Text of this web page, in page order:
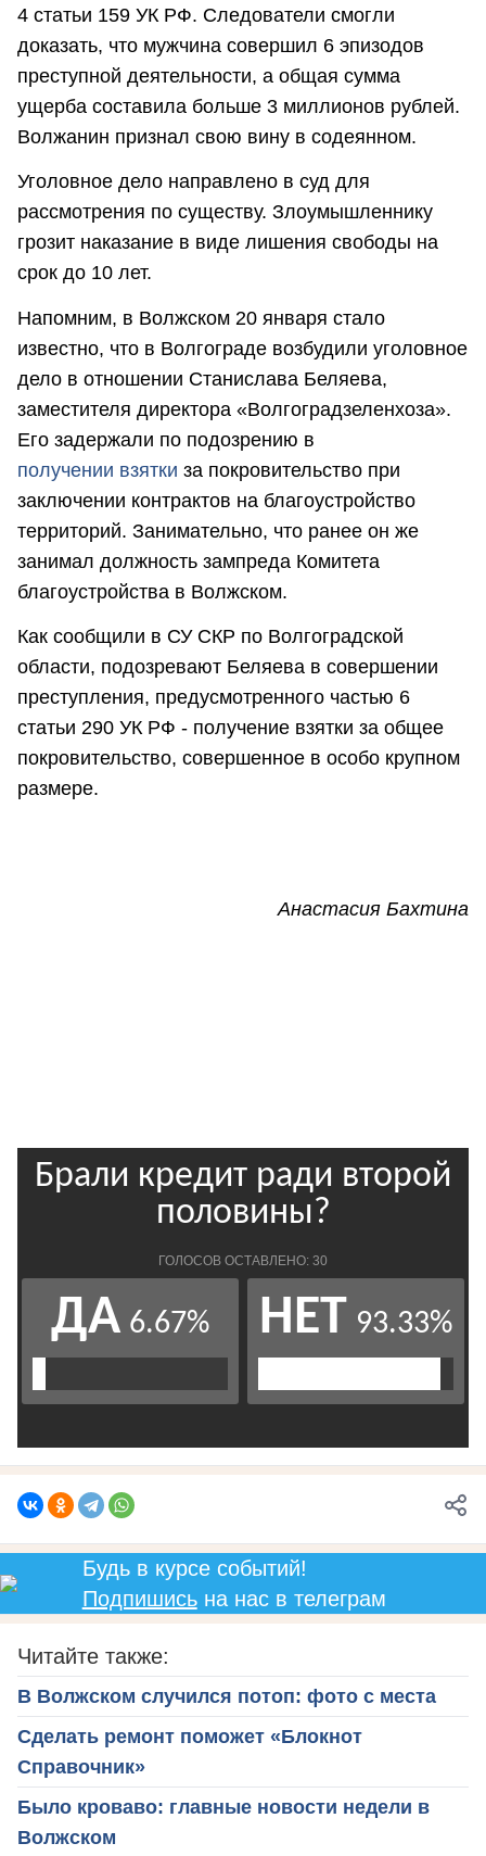
4 статьи 159 УК РФ. Следователи смогли
доказать, что мужчина совершил 6 эпизодов
преступной деятельности, а общая сумма
ущерба составила больше 3 миллионов рублей.
Волжанин признал свою вину в содеянном.
Уголовное дело направлено в суд для
рассмотрения по существу. Злоумышленнику
грозит наказание в виде лишения свободы на
срок до 10 лет.
Напомним, в Волжском 20 января стало
известно, что в Волгограде возбудили уголовное
дело в отношении Станислава Беляева,
заместителя директора «Волгоградзеленхоза».
Его задержали по подозрению в
получении взятки за покровительство при
заключении контрактов на благоустройство
территорий. Занимательно, что ранее он же
занимал должность зампреда Комитета
благоустройства в Волжском.
Как сообщили в СУ СКР по Волгоградской
области, подозревают Беляева в совершении
преступления, предусмотренного частью 6
статьи 290 УК РФ - получение взятки за общее
покровительство, совершенное в особо крупном
размере.
Анастасия Бахтина
Будь в курсе событий!
Подпишисьна нас в телеграм
Читайте также:
В Волжском случился потоп: фото с места
Сделать ремонт поможет «Блокнот
Справочник»
Было кроваво: главные новости недели в
Волжском